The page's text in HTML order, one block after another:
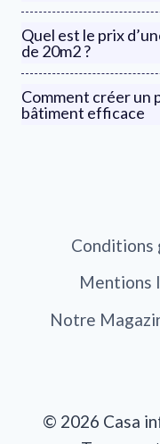
Quel est le prix
de 20m2 ?
Comment créer un
bâtiment efficace
Conditions
Mentions
Notre
© 2026 Casa